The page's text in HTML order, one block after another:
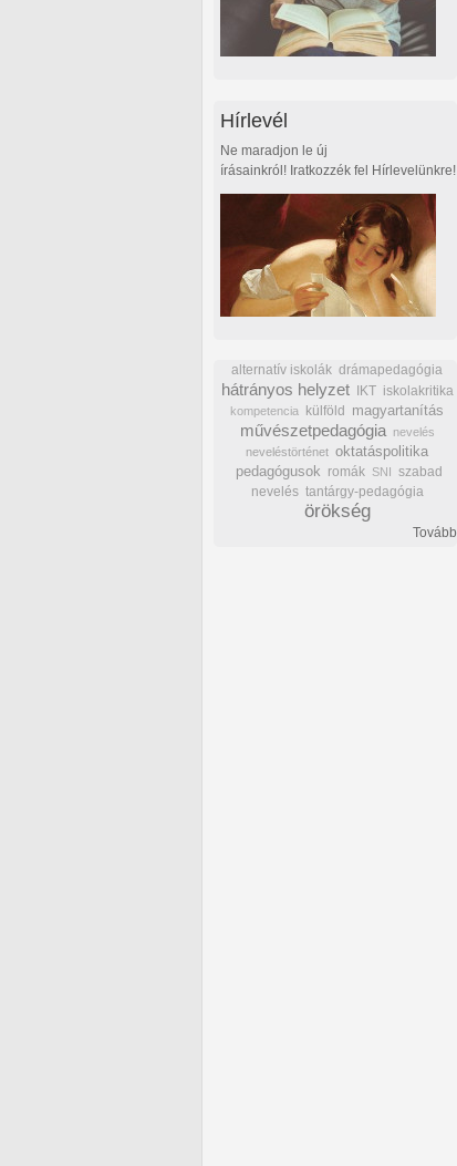
Hírlevél
Ne maradjon le új
írásainkról! Iratkozzék fel Hírlevelünkre!
alternatív iskolák drámapedagógia
hátrányos helyzet IKT iskolakritika
kompetencia külföld magyartanítás
művészetpedagógia
nevelés
neveléstörténet oktatáspolitika
pedagógusok romák SNI szabad
nevelés tantárgy-pedagógia
örökség
Tovább